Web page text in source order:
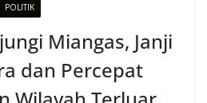
POLITIK
Miangas, Janji
dan Percepat